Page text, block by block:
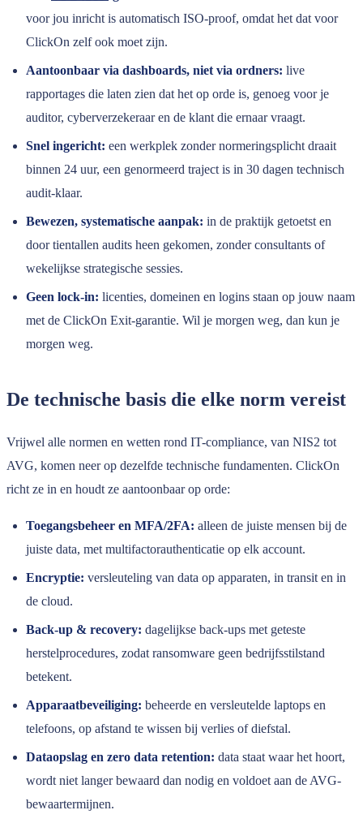
voor jou inricht is automatisch ISO-proof, omdat het dat voor
ClickOn zelf ook moet zijn.
Aantoonbaar via dashboards, niet via ordners: live
rapportages die laten zien dat het op orde is, genoeg voor je
auditor, cyberverzekeraar en de klant die ernaar vraagt.
Snel ingericht: een werkplek zonder normeringsplicht draait
binnen 24 uur, een genormeerd traject is in 30 dagen technisch
audit-klaar.
Bewezen, systematische aanpak: in de praktijk getoetst en
door tientallen audits heen gekomen, zonder consultants of
wekelijkse strategische sessies.
Geen lock-in: licenties, domeinen en logins staan op jouw naam
met de ClickOn Exit-garantie. Wil je morgen weg, dan kun je
morgen weg.
De technische basis die elke norm vereist
Vrijwel alle normen en wetten rond IT-compliance, van NIS2 tot
AVG, komen neer op dezelfde technische fundamenten. ClickOn
richt ze in en houdt ze aantoonbaar op orde:
Toegangsbeheer en MFA/2FA: alleen de juiste mensen bij de
juiste data, met multifactorauthenticatie op elk account.
Encryptie: versleuteling van data op apparaten, in transit en in
de cloud.
Back-up & recovery: dagelijkse back-ups met geteste
herstelprocedures, zodat ransomware geen bedrijfsstilstand
betekent.
Apparaatbeveiliging: beheerde en versleutelde laptops en
telefoons, op afstand te wissen bij verlies of diefstal.
Dataopslag en zero data retention: data staat waar het hoort,
wordt niet langer bewaard dan nodig en voldoet aan de AVG-
bewaartermijnen.